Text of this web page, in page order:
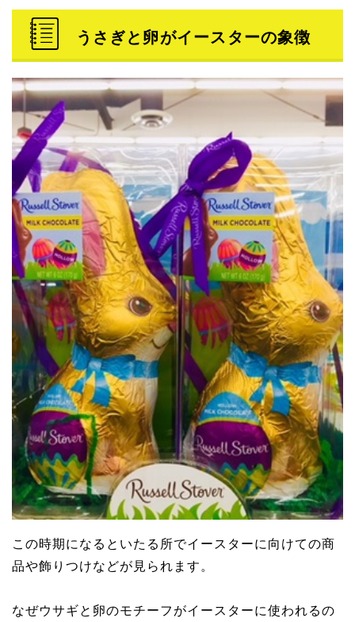
うさぎと卵がイースターの象徴
この時期になるといたる所でイースターに向けての商
品や飾りつけなどが見られます。
なぜウサギと卵のモチーフがイースターに使われるの